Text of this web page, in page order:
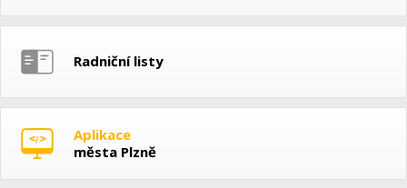
Radniční listy
Aplikace
města Plzně